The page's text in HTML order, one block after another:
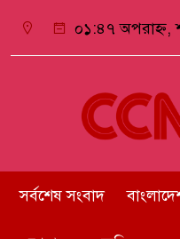
০১:৪৭ অপরাহ্ন,
সর্বশেষ সংবাদ